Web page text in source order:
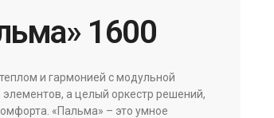
1600
и гармонией с модульной
а целый оркестр решений,
«Пальма» – это умное